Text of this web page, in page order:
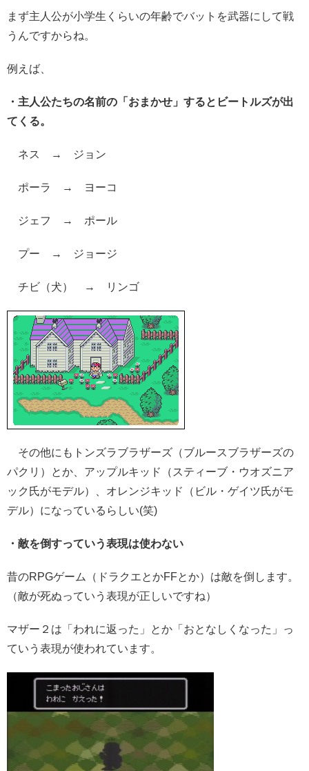
まず主人公が小学生くらいの年齢でバットを武器にして戦
うんですからね。
例えば、
・主人公たちの名前の「おまかせ」するとビートルズが出
てくる。
ネス → ジョン
ポーラ → ヨーコ
ジェフ → ポール
プー → ジョージ
チビ（犬） → リンゴ
その他にもトンズラブラザーズ（ブルースブラザーズの
パクリ）とか、アップルキッド（スティーブ・ウオズニア
ック氏がモデル）、オレンジキッド（ビル・ゲイツ氏がモ
デル）になっているらしい(笑)
・敵を倒すっていう表現は使わない
昔のRPGゲーム（ドラクエとかFFとか）は敵を倒します。
（敵が死ぬっていう表現が正しいですね）
マザー２は「われに返った」とか「おとなしくなった」っ
ていう表現が使われています。